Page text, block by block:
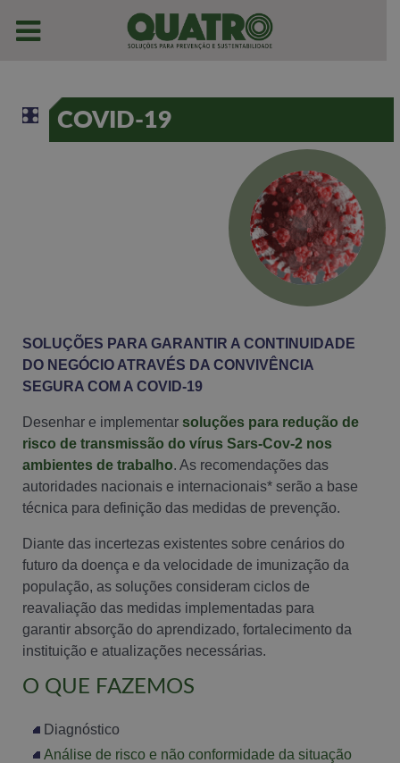
COVID-19
SOLUÇÕES PARA GARANTIR A CONTINUIDADE
DO NEGÓCIO ATRAVÉS DA CONVIVÊNCIA
SEGURA COM A COVID-19
Desenhar e implementar soluções para redução de
risco de transmissão do vírus Sars-Cov-2 nos
ambientes de trabalho. As recomendações das
autoridades nacionais e internacionais* serão a base
técnica para definição das medidas de prevenção.
Diante das incertezas existentes sobre cenários do
futuro da doença e da velocidade de imunização da
população, as soluções consideram ciclos de
reavaliação das medidas implementadas para
garantir absorção do aprendizado, fortalecimento da
instituição e atualizações necessárias.
O QUE FAZEMOS
Diagnóstico
Análise de risco e não conformidade da situação